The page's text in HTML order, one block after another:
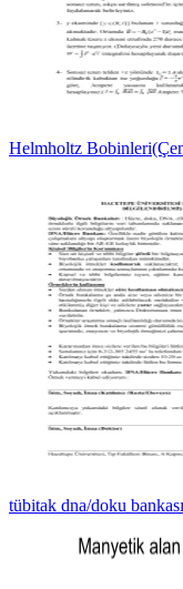
Helmholtz
tübitak dna/doku